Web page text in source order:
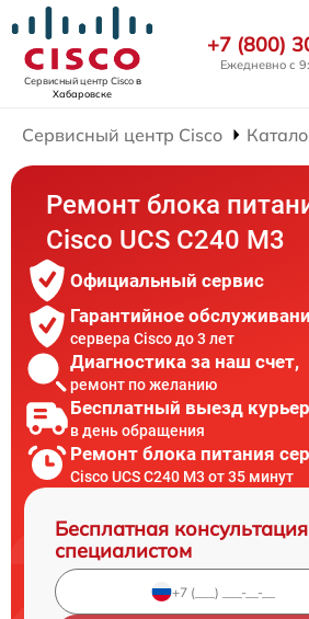
Сервисный центр Ciscoв
Хабаровске
+7 (800)
Ежедневно с
Сервисный центр Cisco
Ремонт блока
Cisco UCS C240 M3
Официальный сервис
Гарантийное
сервера Cisco до 3 лет
Диагностика за наш счет,
ремонт по желанию
Бесплатный выезд
в день обращения
Ремонт блока питания
Cisco UCS C240 M3 от 35 минут
Бесплатная
специалистом